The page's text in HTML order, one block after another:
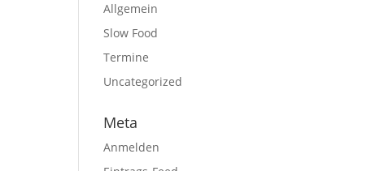
Allgemein
Slow Food
Termine
Uncategorized
Meta
Anmelden